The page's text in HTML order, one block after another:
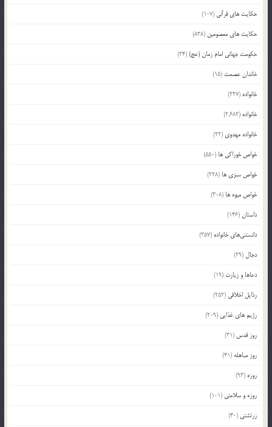
حکایت های قرآنی (107)
حکایت های معصومین (838)
حکومت جهانی امام زمان (عج)(24)
خاندان عصمت (15)
خانواده (227)
خانواده (2,682)
خانواده مهدوی (22)
خواص خوراکی ها (550)
خواص سبزی ها (228)
خواص میوه ها (308)
داستان(146)
دانستنی‌های خانواده (357)
دجال (29)
دعاها و زیارت (19)
رذایل اخلاقی (252)
رژیم های غذایی (209)
روز قدس (31)
روز مباهله (41)
روزه (93)
روزه و سلامتی (101)
زرتشتی (40)